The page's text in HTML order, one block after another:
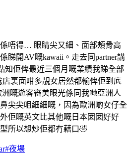
唔得… 眼睛尖又細、面部頰骨高
睇開AV嘅kawaii。走去同partner講
知佢俾最近三個月嘅業績我睇全部
店裏面咁多靚女居然都輸俾佢到底
嘅遊客審美眼光係同我哋亞洲人
尖尖咀細細嘅，因為歐洲啲女仔全
佢嘅英文比其他嘅日本囡囡好好
所以想炒佢都冇藉口🤣
#夜場